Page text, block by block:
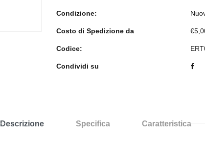
Condizione:
Costo di Spedizione da
Codice:
Condividi su
Descrizione Specifica Caratteristica